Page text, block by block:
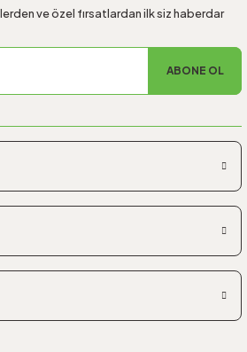
ve özel fırsatlardan ilk siz haberdar
ABONE OL